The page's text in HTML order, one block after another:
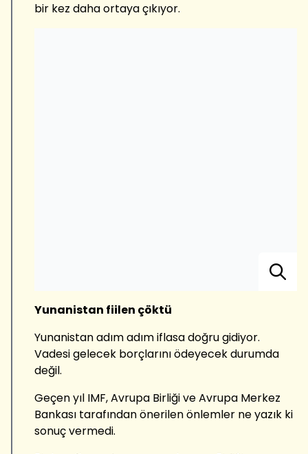
bir kez daha ortaya çıkıyor.
Yunanistan fiilen çöktü
Yunanistan adım adım iflasa doğru gidiyor.
Vadesi gelecek borçlarını ödeyecek durumda
değil.
Geçen yıl IMF, Avrupa Birliği ve Avrupa Merkez
Bankası tarafından önerilen önlemler ne yazık ki
sonuç vermedi.